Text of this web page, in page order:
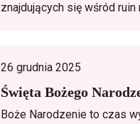
znajdujących się wśród ruin
26 grudnia 2025
Święta Bożego
Boże Narodzenie to czas